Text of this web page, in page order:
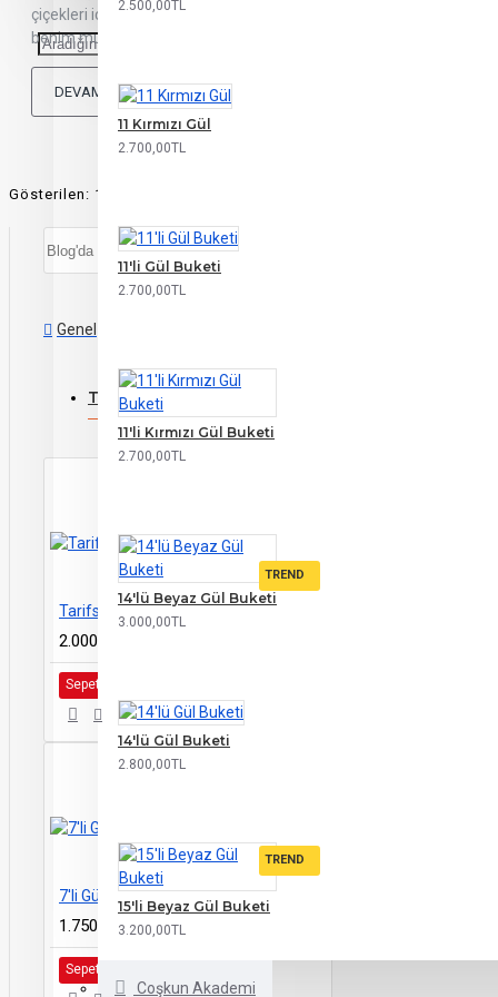
2.500,00TL
11 Kırmızı Gül
2.700,00TL
11'li Gül Buketi
2.700,00TL
11'li Kırmızı Gül Buketi
2.700,00TL
14'lü Beyaz Gül Buketi
3.000,00TL
14'lü Gül Buketi
2.800,00TL
15'li Beyaz Gül Buketi
3.200,00TL
Coşkun Akademi
çiçekleri için birbirinden özel çiçek notlarımızdan seçim
benim mutluluğum, hayatımın en güzel var..
DEVAMINI OKU
Gösterilen: 1 ile 1 arası, toplam: 1 (1 Sayfa)
Genel
TREND ÜRÜNLER
TREND
Tarifsiz Duygular
2.000,00TL
Sepete Ekle
TREND
7'li Gül Buketi
1.750,00TL
Sepete Ekle